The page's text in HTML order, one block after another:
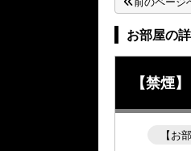
お部屋の
【禁煙
【お